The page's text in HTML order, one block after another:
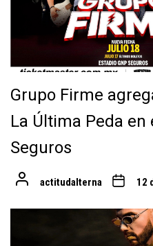
Grupo Firme
La Última Peda en
Seguros
actitudalterna 12